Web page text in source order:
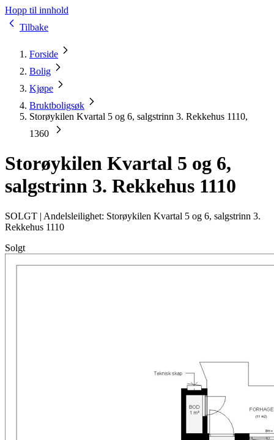
Hopp til innhold
Tilbake
Forside
Bolig
Kjøpe
Bruktboligsøk
Storøykilen Kvartal 5 og 6, salgstrinn 3. Rekkehus 1110,
1360
Storøykilen Kvartal 5 og 6,
salgstrinn 3. Rekkehus 1110
SOLGT | Andelsleilighet: Storøykilen Kvartal 5 og 6, salgstrinn 3.
Rekkehus 1110
Solgt